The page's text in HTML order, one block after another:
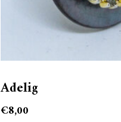
Adelig
€8,00